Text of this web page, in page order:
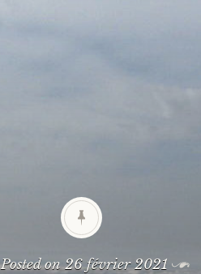
Posted on26 février 2021